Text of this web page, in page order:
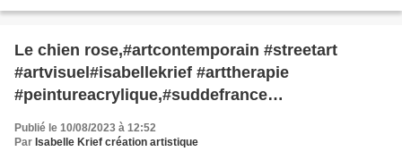
Le chien rose,#artcontemporain #streetart
#artvisuel#isabellekrief #arttherapie
#peintureacrylique,#suddefrance
nce
Publié le 10/08/2023 à 12:52
Par Isabelle Krief création artistique